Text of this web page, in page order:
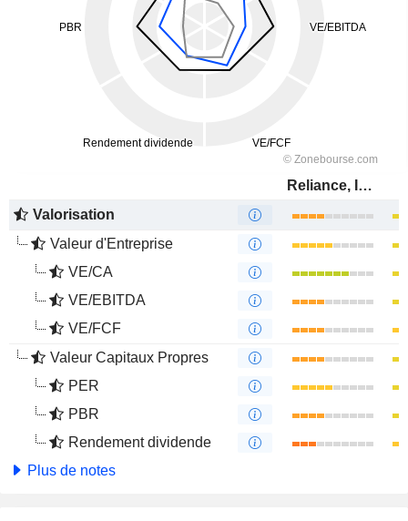
Reliance, Inc.
Valorisation
Valeur d'Entreprise
VE/CA
VE/EBITDA
VE/FCF
Valeur Capitaux Propres
PER
PBR
Rendement dividende
Plus de notes